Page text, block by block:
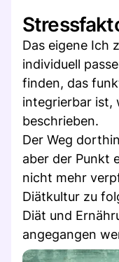
Das eigene Ich
individuell
finden, das
integrierbar ist,
beschrieben.
Der Weg
aber der Punkt
nicht mehr
Diätkultur zu
Diät und
angegangen